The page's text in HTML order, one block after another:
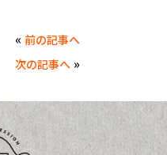
« 前の記事へ
次の記事へ »